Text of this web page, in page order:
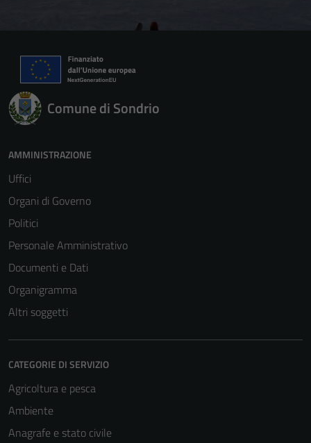
Comune di Sondrio
AMMINISTRAZIONE
Uffici
Organi di Governo
Politici
Personale Amministrativo
Documenti e Dati
Organigramma
Altri soggetti
CATEGORIE DI SERVIZIO
Agricoltura e pesca
Ambiente
Anagrafe e stato civile